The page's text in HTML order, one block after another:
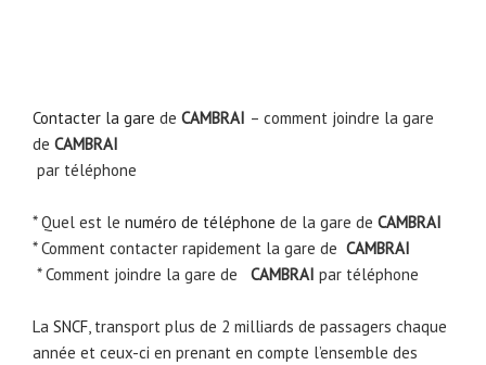
Contacter la gare de CAMBRAI – comment joindre la gare
de CAMBRAI
par téléphone
* Quel est le numéro de téléphone de la gare de CAMBRAI
* Comment contacter rapidement la gare de CAMBRAI
* Comment joindre la gare de
CAMBRAI par téléphone
La SNCF, transport plus de 2 milliards de passagers chaque
année et ceux-ci en prenant en compte l’ensemble des